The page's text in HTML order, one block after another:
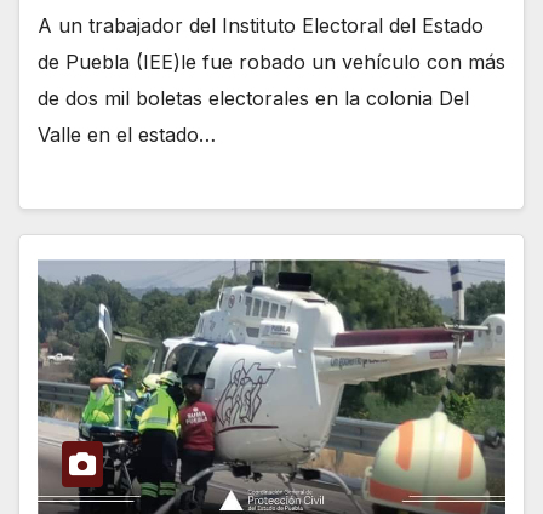
A un trabajador del Instituto Electoral del Estado
de Puebla (IEE)le fue robado un vehículo con más
de dos mil boletas electorales en la colonia Del
Valle en el estado…